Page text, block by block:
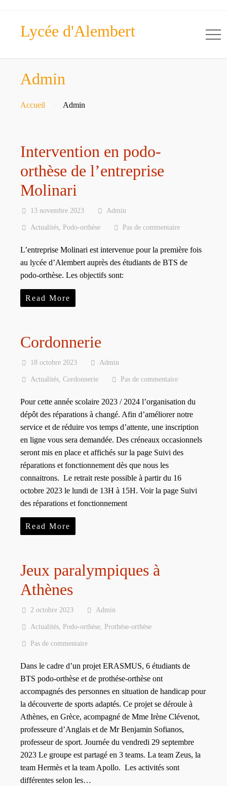
Lycée d'Alembert
Admin
Accueil Admin
Intervention en podo-
orthèse de l’entreprise
Molinari
13 novembre 2023 Admin
Actualités Podo-orthèse Pas de commentaire
L’entreprise Molinari est intervenue pour la première fois
au lycée d’Alembert auprès des étudiants de BTS de
podo-orthèse. Les objectifs sont:
Read More
Cordonnerie
18 octobre 2023 Admin
Actualités Cordonnerie Pas de commentaire
Pour cette année scolaire 2023 / 2024 l’organisation du
dépôt des réparations à changé. Afin d’améliorer notre
service et de réduire vos temps d’attente, une inscription
en ligne vous sera demandée. Des créneaux occasionnels
seront mis en place et affichés sur la page Suivi des
réparations et fonctionnement dès que nous les
connaitrons. Le retrait reste possible à partir du 16
octobre 2023 le lundi de 13H à 15H. Voir la page Suivi
des réparations et fonctionnement
Read More
Jeux paralympiques à
Athènes
2 octobre 2023 Admin
Actualités Podo-orthèse Prothése-orthèse
Pas de commentaire
Dans le cadre d’un projet ERASMUS, 6 étudiants de
BTS podo-orthèse et de prothése-orthèse ont
accompagnés des personnes en situation de handicap pour
la découverte de sports adaptés. Ce projet se déroule à
Athènes, en Grèce, acompagné de Mme Irène Clévenot,
professeure d’Anglais et de Mr Benjamin Sofianos,
professeur de sport. Journée du vendredi 29 septembre
2023 Le groupe est partagé en 3 teams. La team Zeus, la
team Hermès et la team Apollo. Les activités sont
différentes selon les…